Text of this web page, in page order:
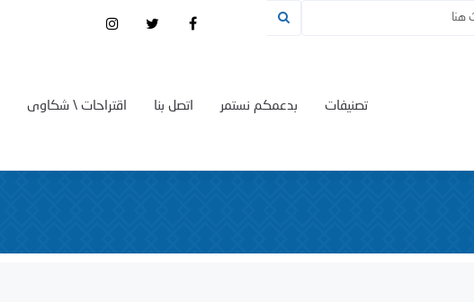
اقتراحات \ شكاوى اتصل بنا بدعمكم نستمر تصنيفات